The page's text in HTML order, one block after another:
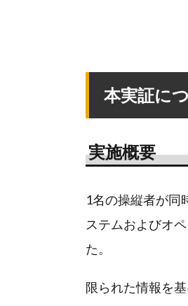
本実証に
実施概要
1名の操縦者が同
ステムおよびオ
た。
限られた情報を